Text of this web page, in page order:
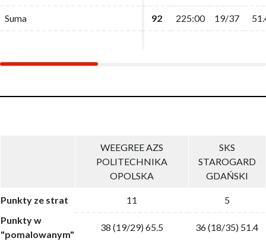
Suma 92 225:00 19/37
Suma 92 225:00 19/37
WEEGREE AZS
POLITECHNIKA
OPOLSKA
SKS
STAROGARD
GDAŃSKI
Punkty ze strat 11
5
Punkty w
"pomalowanym"
38 (19/29) 65.5
36 (18/35) 51.4